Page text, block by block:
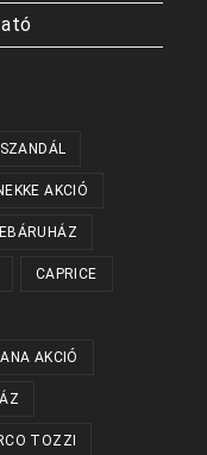
AKCIÓ
CAPRICE
AKCIÓ
TOZZI